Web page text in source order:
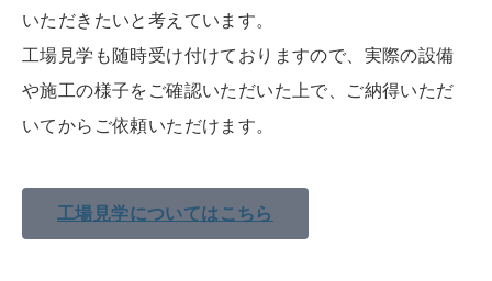
いただきたいと考えています。
工場見学も随時受け付けておりますので、実際の設備
や施工の様子をご確認いただいた上で、ご納得いただ
いてからご依頼いただけます。
工場見学についてはこちら